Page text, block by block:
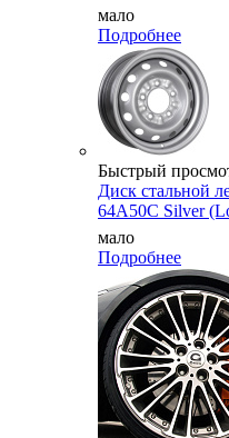
мало
Подробнее
Быстрый
Диск стальной
64A50C Silver
мало
Подробнее